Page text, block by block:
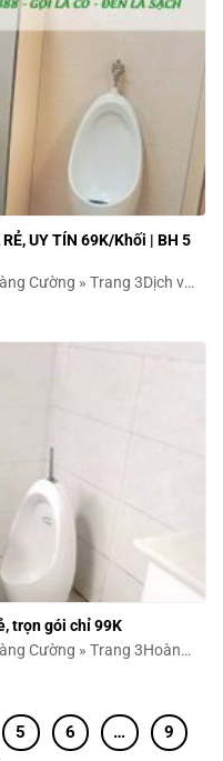
UY TÍN 69K/Khối | BH 5
Cường » Trang 3Dịch vụ
trọn gói chỉ 99K
Cường » Trang 3Hoàng
5 6 … 9